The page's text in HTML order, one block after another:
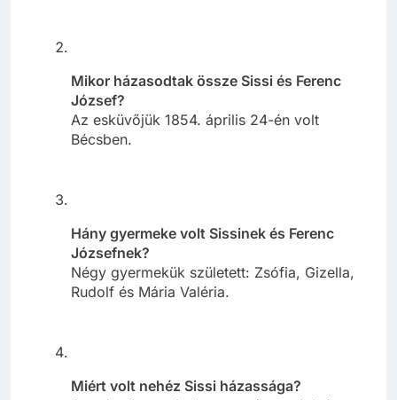
Mikor házasodtak össze Sissi és Ferenc
József?
Az esküvőjük 1854. április 24-én volt
Bécsben.
Hány gyermeke volt Sissinek és Ferenc
Józsefnek?
Négy gyermekük született: Zsófia, Gizella,
Rudolf és Mária Valéria.
Miért volt nehéz Sissi házassága?